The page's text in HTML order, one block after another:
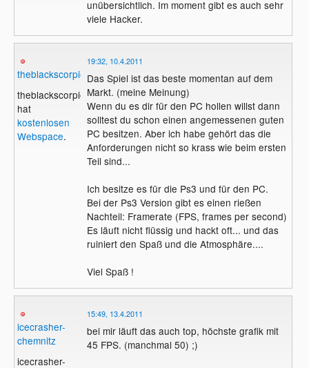
unübersichtlich. Im moment gibt es auch sehr
viele Hacker.
theblackscorpions
theblackscorpions
hat
kostenlosen
Webspace.
19:32, 10.4.2011
Das Spiel ist das beste momentan auf dem
Markt. (meine Meinung)
Wenn du es dir für den PC hollen willst dann
solltest du schon einen angemessenen guten
PC besitzen. Aber ich habe gehört das die
Anforderungen nicht so krass wie beim ersten
Teil sind...
Ich besitze es für die Ps3 und für den PC.
Bei der Ps3 Version gibt es einen rießen
Nachteil: Framerate (FPS, frames per second)
Es läuft nicht flüssig und hackt oft... und das
ruiniert den Spaß und die Atmosphäre....
Viel Spaß !
icecrasher-
chemnitz
icecrasher-
15:49, 13.4.2011
bei mir läuft das auch top, höchste grafik mit
45 FPS. (manchmal 50) ;)